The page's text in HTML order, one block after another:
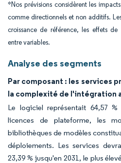
*Nos prévisions considèrent les
comme directionnels et non additifs.
croissance de référence, les effets
entre variables.
Analyse des segments
Par composant : les services
la complexité de l'intégration
Le logiciel représentait 64,57
licences de plateforme, les
bibliothèques de modèles
déploiements. Les services
23,39 % jusqu'en 2031, le plus